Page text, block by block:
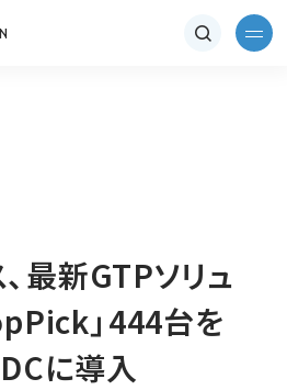
最新GTPソリュ
」444台を
に導入